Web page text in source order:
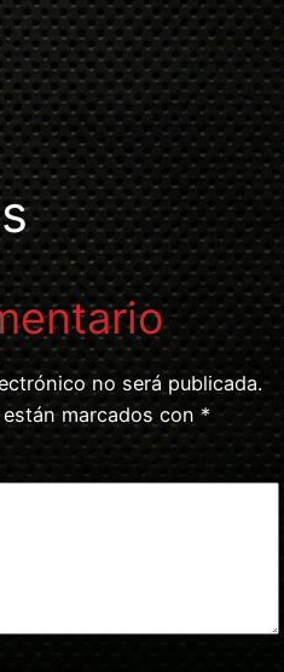
no será publicada.
marcados con *